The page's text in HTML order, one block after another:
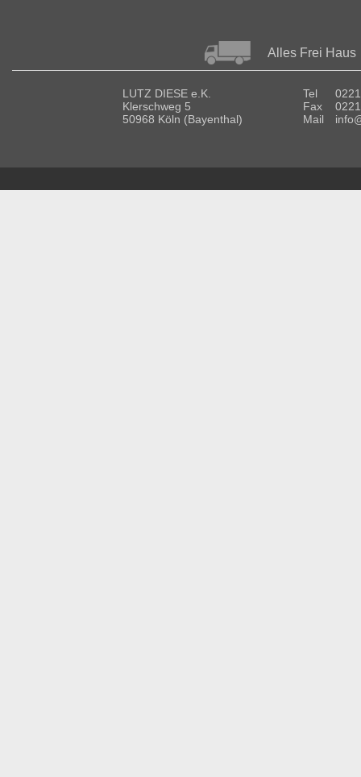
Alles Frei Haus
LUTZ DIESE e.K.
Klerschweg 5
50968 Köln (Bayenthal)
Tel
Fax
Mail